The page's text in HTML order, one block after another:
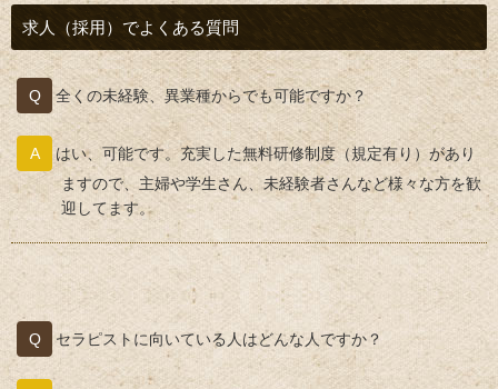
求人（採用）でよくある質問
全くの未経験、異業種からでも可能ですか？
はい、可能です。充実した無料研修制度（規定有り）があり
ますので、主婦や学生さん、未経験者さんなど様々な方を歓
迎してます。
セラピストに向いている人はどんな人ですか？